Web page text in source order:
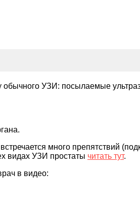
обычного УЗИ: посылаемые
много препятствий
видах УЗИ простаты читать тут.
в видео: